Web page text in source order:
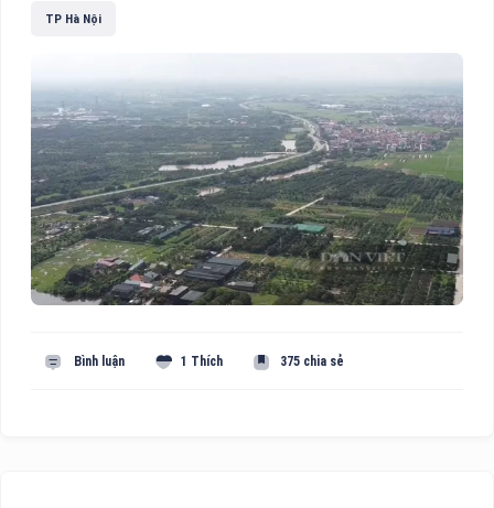
TP Hà Nội
Bình luận 1 Thích 375 chia sẻ